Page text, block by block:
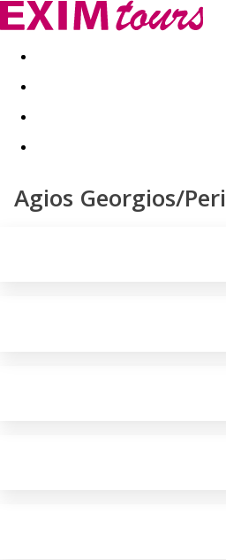
Akční nabídky Last minute
Agios Georgios/